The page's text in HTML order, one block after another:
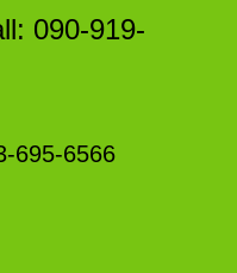
090-919-
695-6566